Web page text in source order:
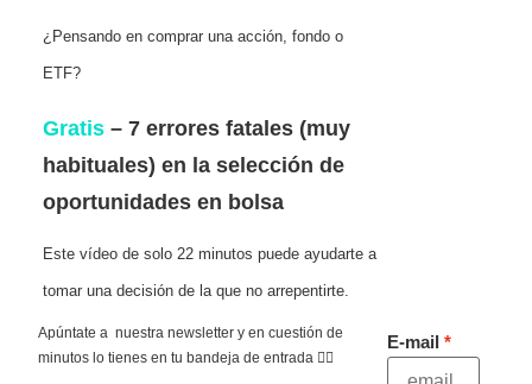
¿Pensando en comprar una acción, fondo o
ETF?
Gratis – 7 errores fatales (muy
habituales) en la selección de
oportunidades en bolsa
Este vídeo de solo 22 minutos puede ayudarte a
tomar una decisión de la que no arrepentirte.
Apúntate a nuestra newsletter y en cuestión de
minutos lo tienes en tu bandeja de entrada 👇🏻
E-mail